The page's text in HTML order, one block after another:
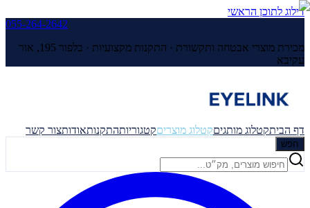
דילוג לתוכן הראשי
055-264-2642
מכירת מוצרי אבטחה ותקשורת · התקנות מקצועיות ·
בלפור 195, אור
עקיבא
דף הביתקטלוג מותגיםקטלוג מוצריםקטגוריותהתקנותאודותצור קשר
חפש